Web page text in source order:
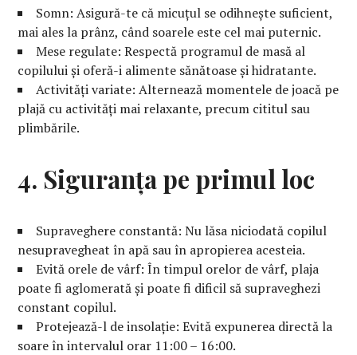
Somn: Asigură-te că micuțul se odihnește suficient,
mai ales la prânz, când soarele este cel mai puternic.
Mese regulate: Respectă programul de masă al
copilului și oferă-i alimente sănătoase și hidratante.
Activități variate: Alternează momentele de joacă pe
plajă cu activități mai relaxante, precum cititul sau
plimbările.
4. Siguranța pe primul loc
Supraveghere constantă: Nu lăsa niciodată copilul
nesupravegheat în apă sau în apropierea acesteia.
Evită orele de vârf: În timpul orelor de vârf, plaja
poate fi aglomerată și poate fi dificil să supraveghezi
constant copilul.
Protejează-l de insolație: Evită expunerea directă la
soare în intervalul orar 11:00 – 16:00.